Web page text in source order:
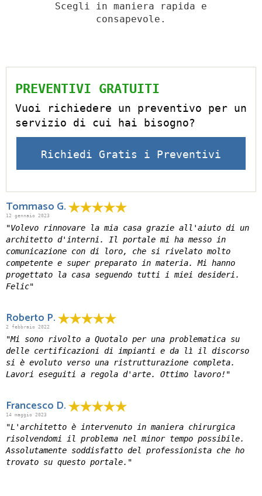
Scegli in maniera rapida e
consapevole.
PREVENTIVI GRATUITI
Vuoi richiedere un preventivo per un
servizio di cui hai bisogno?
Richiedi Gratis i Preventivi
Tommaso G.
12 gennaio 2023
"Volevo rinnovare la mia casa grazie all'aiuto di un
architetto d'interni. Il portale mi ha messo in
comunicazione con di loro, che si rivelato molto
competente e super preparato in materia. Mi hanno
progettato la casa seguendo tutti i miei desideri.
Felic"
Roberto P.
2 febbraio 2022
"Mi sono rivolto a Quotalo per una problematica su
delle certificazioni di impianti e da lì il discorso
si è evoluto verso una ristrutturazione completa.
Lavori eseguiti a regola d'arte. Ottimo lavoro!"
Francesco D.
14 maggio 2023
"L'architetto è intervenuto in maniera chirurgica
risolvendomi il problema nel minor tempo possibile.
Assolutamente soddisfatto del professionista che ho
trovato su questo portale."